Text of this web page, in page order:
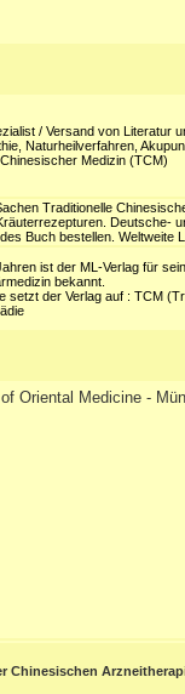
/ Versand von Literatur
Naturheilverfahren,
Medizin (TCM)
Traditionelle
Deutsche-
Buch bestellen. Weltweite
ist der ML-Verlag für
bekannt.
setzt der Verlag auf : TCM
Oriental Medicine -
Chinesischen